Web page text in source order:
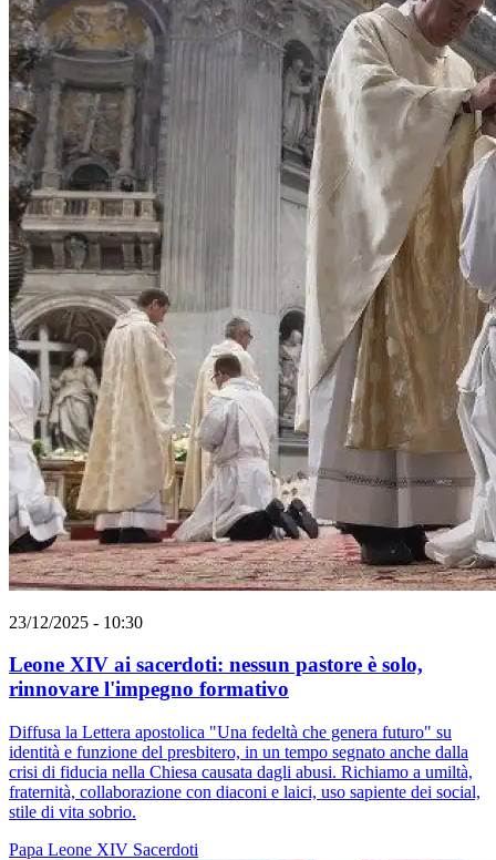
23/12/2025 - 10:30
Leone XIV ai sacerdoti: nessun pastore è solo,
rinnovare l'impegno formativo
Diffusa la Lettera apostolica "Una fedeltà che genera futuro" su
identità e funzione del presbitero, in un tempo segnato anche dalla
crisi di fiducia nella Chiesa causata dagli abusi. Richiamo a umiltà,
fraternità, collaborazione con diaconi e laici, uso sapiente dei social,
stile di vita sobrio.
Papa Leone XIV Sacerdoti